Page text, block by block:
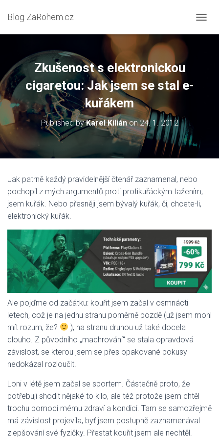
Blog ZaRohem.cz
Ř
Zkušenost s elektronickou
cigaretou: Jak jsem se stal e-
kuřákem
Published byKarel Kiliánon24. 1. 2012
Jak patrně každý pravidelnější čtenář zaznamenal, nebo
pochopil z mých argumentů proti protikuřáckým tažením,
jsem kuřák. Nebo přesněji jsem bývalý kuřák, či, chcete-li,
elektronický kuřák.
Ale pojďme od začátku: kouřit jsem začal v osmnácti
letech, což je na jednu stranu poměrně pozdě (už jsem mohl
mít rozum, že?
), na stranu druhou už také docela
dlouho. Z původního „machrování“ se stala opravdová
závislost, se kterou jsem se přes opakované pokusy
nedokázal rozloučit.
Loni v létě jsem začal se sportem. Částečně proto, že
potřebuji shodit nějaké to kilo, ale též protože jsem chtěl
trochu pomoci mému zdraví a kondici. Tam se samozřejmě
má závislost projevila, byť jsem postupně zaznamenával
zlepšování své fyzičky. Přestat kouřit jsem ale nechtěl.